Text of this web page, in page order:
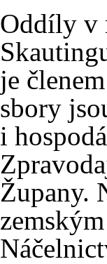
Oddíly v
je
sbory
i
Župany.